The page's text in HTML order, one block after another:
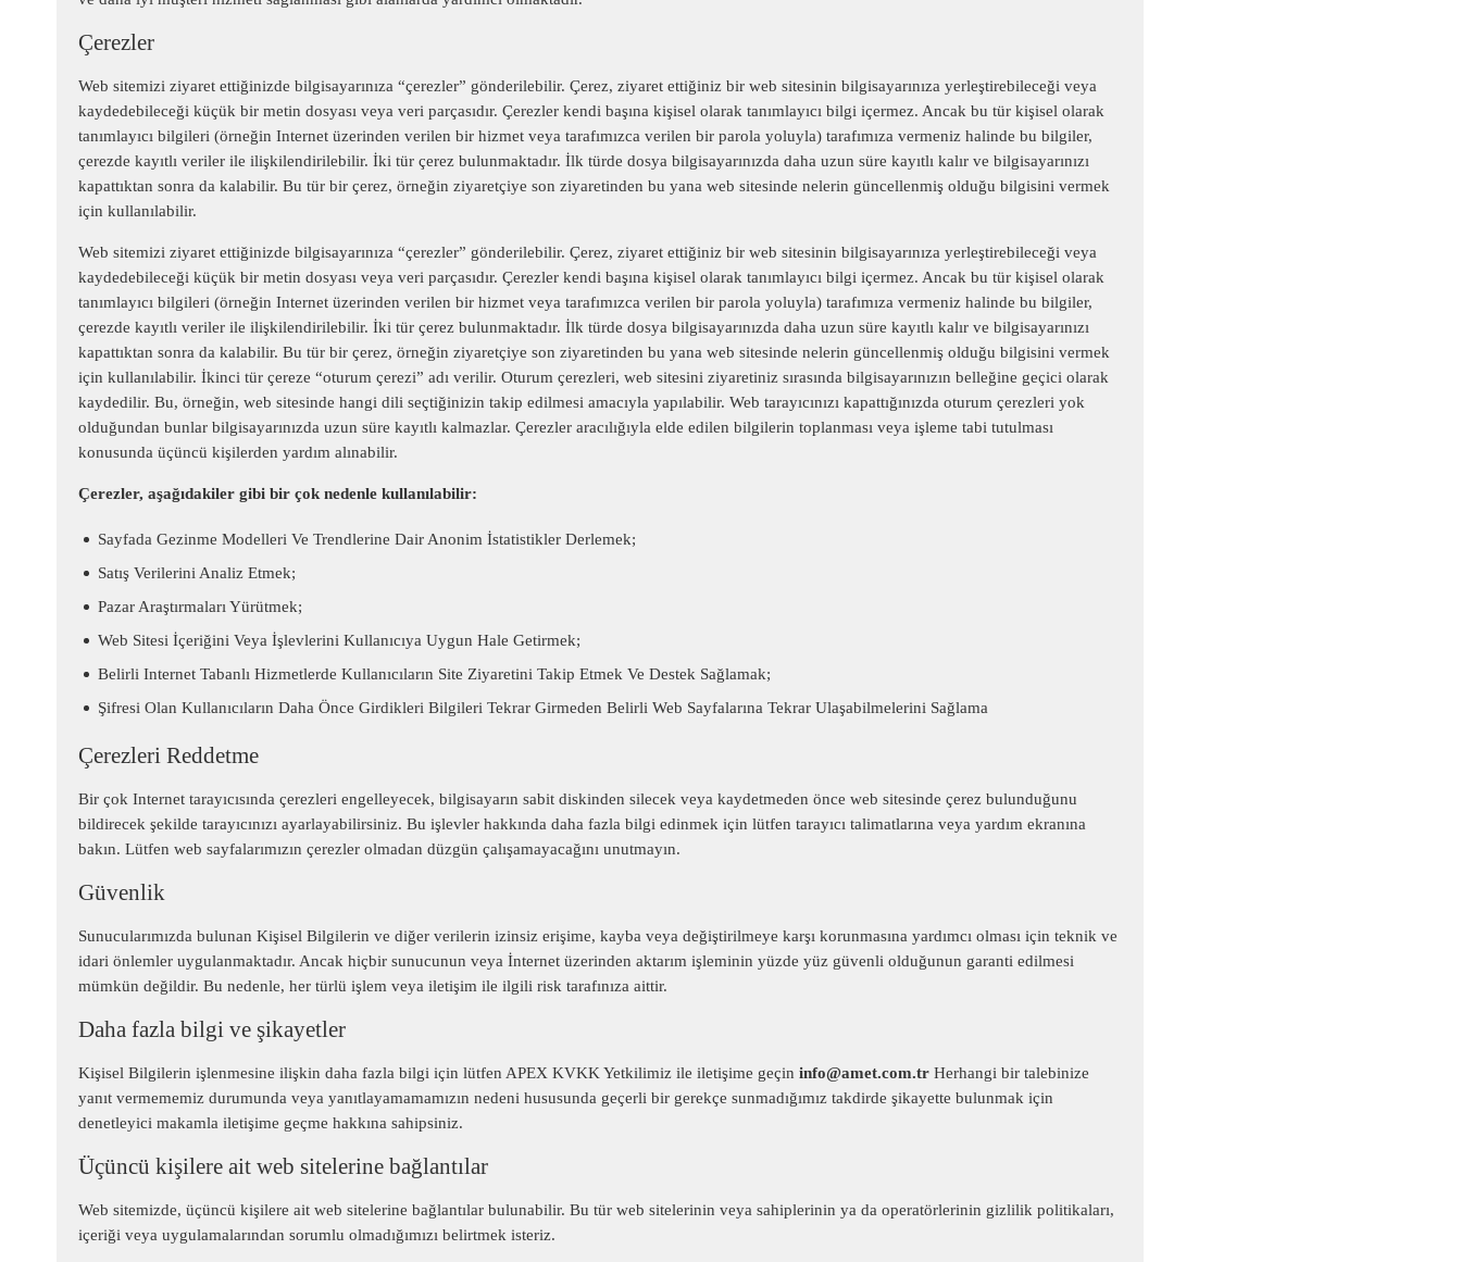
Çerezler
Web sitemizi ziyaret ettiğinizde bilgisayarınıza “çerezler” gönderilebilir. Çerez, ziyaret ettiğiniz bir web sitesinin bilgisayarınıza yerleştirebileceği veya
kaydedebileceği küçük bir metin dosyası veya veri parçasıdır. Çerezler kendi başına kişisel olarak tanımlayıcı bilgi içermez. Ancak bu tür kişisel olarak
tanımlayıcı bilgileri (örneğin Internet üzerinden verilen bir hizmet veya tarafımızca verilen bir parola yoluyla) tarafımıza vermeniz halinde bu bilgiler,
çerezde kayıtlı veriler ile ilişkilendirilebilir. İki tür çerez bulunmaktadır. İlk türde dosya bilgisayarınızda daha uzun süre kayıtlı kalır ve bilgisayarınızı
kapattıktan sonra da kalabilir. Bu tür bir çerez, örneğin ziyaretçiye son ziyaretinden bu yana web sitesinde nelerin güncellenmiş olduğu bilgisini vermek
için kullanılabilir.
Web sitemizi ziyaret ettiğinizde bilgisayarınıza “çerezler” gönderilebilir. Çerez, ziyaret ettiğiniz bir web sitesinin bilgisayarınıza yerleştirebileceği veya
kaydedebileceği küçük bir metin dosyası veya veri parçasıdır. Çerezler kendi başına kişisel olarak tanımlayıcı bilgi içermez. Ancak bu tür kişisel olarak
tanımlayıcı bilgileri (örneğin Internet üzerinden verilen bir hizmet veya tarafımızca verilen bir parola yoluyla) tarafımıza vermeniz halinde bu bilgiler,
çerezde kayıtlı veriler ile ilişkilendirilebilir. İki tür çerez bulunmaktadır. İlk türde dosya bilgisayarınızda daha uzun süre kayıtlı kalır ve bilgisayarınızı
kapattıktan sonra da kalabilir. Bu tür bir çerez, örneğin ziyaretçiye son ziyaretinden bu yana web sitesinde nelerin güncellenmiş olduğu bilgisini vermek
için kullanılabilir. İkinci tür çereze “oturum çerezi” adı verilir. Oturum çerezleri, web sitesini ziyaretiniz sırasında bilgisayarınızın belleğine geçici olarak
kaydedilir. Bu, örneğin, web sitesinde hangi dili seçtiğinizin takip edilmesi amacıyla yapılabilir. Web tarayıcınızı kapattığınızda oturum çerezleri yok
olduğundan bunlar bilgisayarınızda uzun süre kayıtlı kalmazlar. Çerezler aracılığıyla elde edilen bilgilerin toplanması veya işleme tabi tutulması
konusunda üçüncü kişilerden yardım alınabilir.
Çerezler, aşağıdakiler gibi bir çok nedenle kullanılabilir:
Sayfada Gezinme Modelleri Ve Trendlerine Dair Anonim İstatistikler Derlemek;
Satış Verilerini Analiz Etmek;
Pazar Araştırmaları Yürütmek;
Web Sitesi İçeriğini Veya İşlevlerini Kullanıcıya Uygun Hale Getirmek;
Belirli Internet Tabanlı Hizmetlerde Kullanıcıların Site Ziyaretini Takip Etmek Ve Destek Sağlamak;
Şifresi Olan Kullanıcıların Daha Önce Girdikleri Bilgileri Tekrar Girmeden Belirli Web Sayfalarına Tekrar Ulaşabilmelerini Sağlama
Çerezleri Reddetme
Bir çok Internet tarayıcısında çerezleri engelleyecek, bilgisayarın sabit diskinden silecek veya kaydetmeden önce web sitesinde çerez bulunduğunu
bildirecek şekilde tarayıcınızı ayarlayabilirsiniz. Bu işlevler hakkında daha fazla bilgi edinmek için lütfen tarayıcı talimatlarına veya yardım ekranına
bakın. Lütfen web sayfalarımızın çerezler olmadan düzgün çalışamayacağını unutmayın.
Güvenlik
Sunucularımızda bulunan Kişisel Bilgilerin ve diğer verilerin izinsiz erişime, kayba veya değiştirilmeye karşı korunmasına yardımcı olması için teknik ve
idari önlemler uygulanmaktadır. Ancak hiçbir sunucunun veya İnternet üzerinden aktarım işleminin yüzde yüz güvenli olduğunun garanti edilmesi
mümkün değildir. Bu nedenle, her türlü işlem veya iletişim ile ilgili risk tarafınıza aittir.
Daha fazla bilgi ve şikayetler
Kişisel Bilgilerin işlenmesine ilişkin daha fazla bilgi için lütfen APEX KVKK Yetkilimiz ile iletişime geçin info@amet.com.tr Herhangi bir talebinize
yanıt vermememiz durumunda veya yanıtlayamamamızın nedeni hususunda geçerli bir gerekçe sunmadığımız takdirde şikayette bulunmak için
denetleyici makamla iletişime geçme hakkına sahipsiniz.
Üçüncü kişilere ait web sitelerine bağlantılar
Web sitemizde, üçüncü kişilere ait web sitelerine bağlantılar bulunabilir. Bu tür web sitelerinin veya sahiplerinin ya da operatörlerinin gizlilik politikaları,
içeriği veya uygulamalarından sorumlu olmadığımızı belirtmek isteriz.